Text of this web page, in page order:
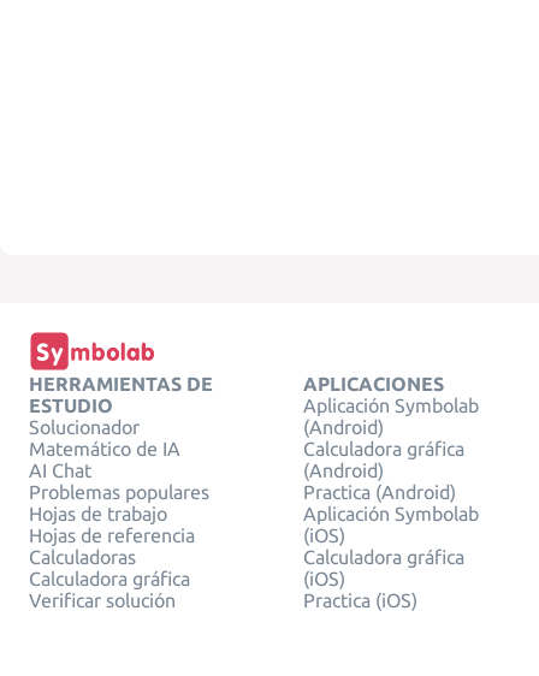
HERRAMIENTAS DE
ESTUDIO
Solucionador
Matemático de IA
AI Chat
Problemas populares
Hojas de trabajo
Hojas de referencia
Calculadoras
Calculadora gráfica
Verificar solución
APLICACIONES
Aplicación Symbolab
(Android)
Calculadora gráfica
(Android)
Practica (Android)
Aplicación Symbolab
(iOS)
Calculadora gráfica
(iOS)
Practica (iOS)